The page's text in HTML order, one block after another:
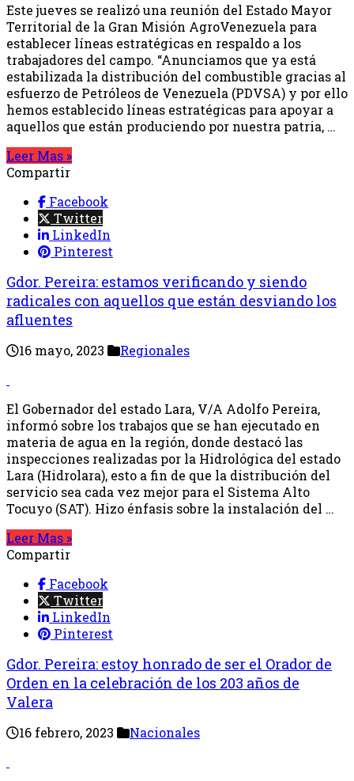
Este jueves se realizó una reunión del Estado Mayor
Territorial de la Gran Misión AgroVenezuela para
establecer líneas estratégicas en respaldo a los
trabajadores del campo. “Anunciamos que ya está
estabilizada la distribución del combustible gracias al
esfuerzo de Petróleos de Venezuela (PDVSA) y por ello
hemos establecido líneas estratégicas para apoyar a
aquellos que están produciendo por nuestra patria, …
Leer Mas »
Compartir
Facebook
Twitter
LinkedIn
Pinterest
Gdor. Pereira: estamos verificando y siendo
radicales con aquellos que están desviando los
afluentes
16 mayo, 2023 Regionales
El Gobernador del estado Lara, V/A Adolfo Pereira,
informó sobre los trabajos que se han ejecutado en
materia de agua en la región, donde destacó las
inspecciones realizadas por la Hidrológica del estado
Lara (Hidrolara), esto a fin de que la distribución del
servicio sea cada vez mejor para el Sistema Alto
Tocuyo (SAT). Hizo énfasis sobre la instalación del …
Leer Mas »
Compartir
Facebook
Twitter
LinkedIn
Pinterest
Gdor. Pereira: estoy honrado de ser el Orador de
Orden en la celebración de los 203 años de
Valera
16 febrero, 2023 Nacionales